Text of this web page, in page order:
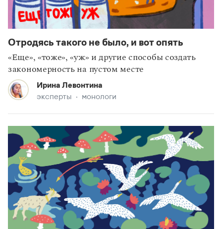
Отродясь такого не было, и вот опять
«Еще», «тоже», «уж» и другие способы создать
закономерность на пустом месте
Ирина Левонтина
эксперты монологи